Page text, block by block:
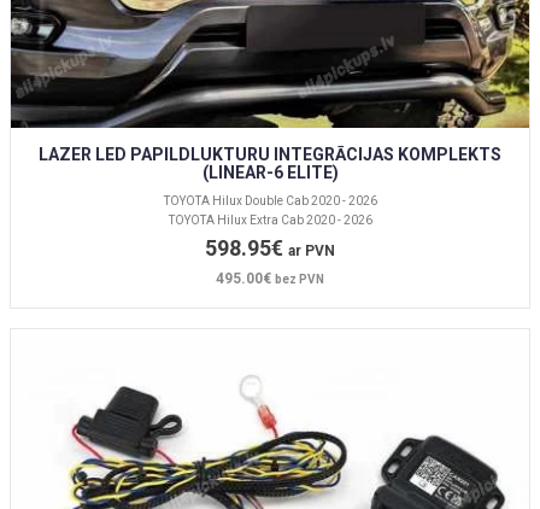
LAZER LED PAPILDLUKTURU INTEGRĀCIJAS KOMPLEKTS
(LINEAR-6 ELITE)
TOYOTA Hilux Double Cab 2020 - 2026
TOYOTA Hilux Extra Cab 2020 - 2026
598.95€ ar PVN
495.00€ bez PVN